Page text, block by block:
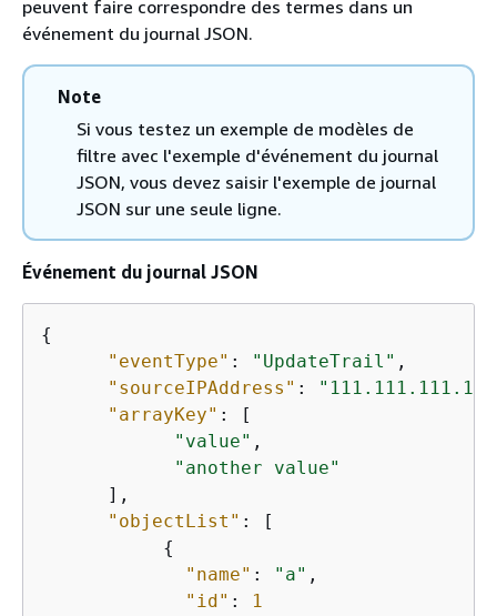
peuvent faire correspondre des termes dans un
événement du journal JSON.
Note
Si vous testez un exemple de modèles de
filtre avec l'exemple d'événement du journal
JSON, vous devez saisir l'exemple de journal
JSON sur une seule ligne.
Événement du journal JSON
{
"eventType" : "UpdateTrail" ,
"sourceIPAddress" :
"arrayKey" : [
"value" ,
"another value"
      ],
"objectList" : [
{
"name" : "a" ,
"id" :
1